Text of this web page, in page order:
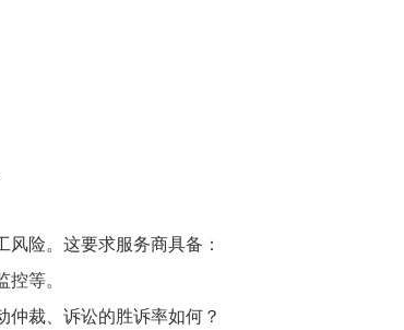
险。这要求服务商具备：
等。
仲裁、诉讼的胜诉率如何？